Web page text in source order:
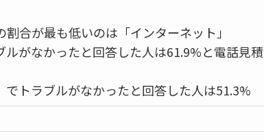
合が最も低いのは「インターネット」
がなかったと回答した人は61.9%と電話見積
トラブルがなかったと回答した人は51.3%